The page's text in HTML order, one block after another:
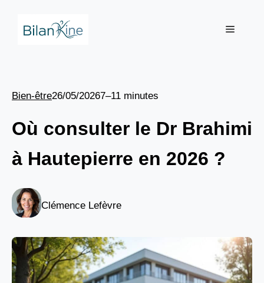
Menu
Bien-être26/05/20267–11 minutes
Où consulter le Dr Brahimi
à Hautepierre en 2026 ?
Clémence Lefèvre